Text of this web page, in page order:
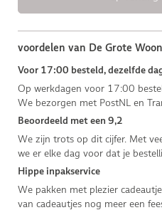
voordelen van De Grote
Voor 17:00 besteld, dezelfde
Op werkdagen voor 17:00
We bezorgen met PostNL en
Beoordeeld met een 9,2
We zijn trots op dit cijfer. Met
we er elke dag voor dat je
Hippe inpakservice
We pakken met plezier
van cadeautjes nog meer een